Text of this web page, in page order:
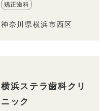
矯正歯科
神奈川県横浜市西区
横浜ステラ歯科クリ
ニック